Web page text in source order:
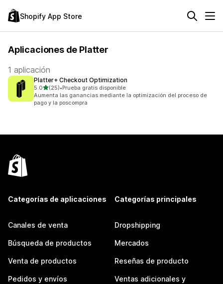
Shopify App Store
Aplicaciones de Platter
1 aplicación
Platter+ Checkout Optimization
5.0de 5 estrellas
(25)
25 reseñas en total
•Prueba gratis disponible
Aumenta las ganancias mediante la optimización del proceso de
pago y la poscompra
Categorías de aplicaciones
Canales de venta
Búsqueda de productos
Venta de productos
Pedidos y envíos
Categorías principales
Dropshipping
Mercados
Reseñas de producto
Ventas adicionales y